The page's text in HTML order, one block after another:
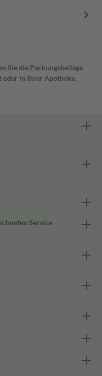
Sie die Packungsbeilage
oder in Ihrer Apotheke.
Service